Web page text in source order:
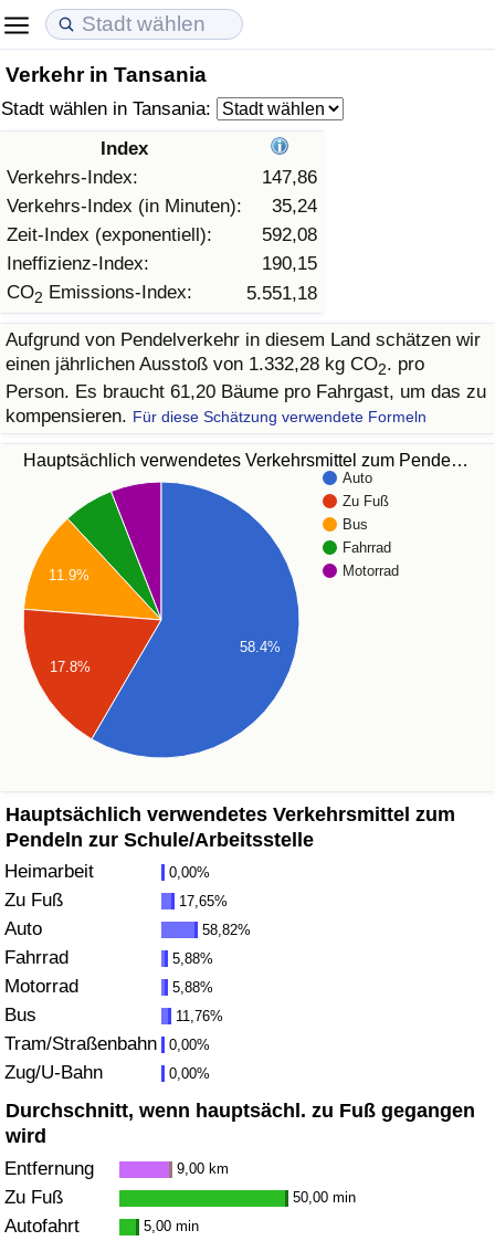
Verkehr in Tansania
Stadt wählen in Tansania:
Index
Verkehrs-Index:
147,86
Verkehrs-Index (in Minuten):
35,24
Zeit-Index (exponentiell):
592,08
Ineffizienz-Index:
190,15
CO2 Emissions-Index: 5.551,18
Aufgrund von Pendelverkehr in diesem Land schätzen wir
einen jährlichen Ausstoß von 1.332,28 kg CO2. pro
Person. Es braucht 61,20 Bäume pro Fahrgast, um das zu
kompensieren. Für diese Schätzung verwendete Formeln
Hauptsächlich verwendetes Verkehrsmittel zum Pende…
Auto
Zu Fuß
Bus
Fahrrad
Motorrad
11.9%
17.8%
58.4%
Hauptsächlich verwendetes Verkehrsmittel zum
Pendeln zur Schule/Arbeitsstelle
Heimarbeit 0,00%
Zu Fuß 17,65%
Auto 58,82%
Fahrrad 5,88%
Motorrad 5,88%
Bus 11,76%
Tram/Straßenbahn 0,00%
Zug/U-Bahn 0,00%
Durchschnitt, wenn hauptsächl. zu Fuß gegangen
wird
Entfernung 9,00 km
Zu Fuß 50,00 min
Autofahrt 5,00 min
Lebenshaltungskosten
Lebenshaltungskosten-Index (aktuell)
Lebenshaltungskosten-Index
Lebenshaltungskosten-Index nach Land
in Akaba
Immobilienpreise
Immobilienpreis-Index (aktuell)
Immobilienpreis-Index
Immobilienpreis-Index nach Land
Lebensqualität
Lebensqualität-Index
Lebensqualität-Index (aktuell)
Lebensqualitätsindex nach Land
Kriminalität
Kriminalitäts-Index (aktuell)
Kriminalitäts-Index
Kriminalitätsindex nach Land
Gesundheitsversorgung
Gesundheitsversorgungs-Index (aktuell)
Gesundheitsversorgungs-Index
Gesundheitsversorgungs-Index nach Land
Umweltverschmutzung
Umweltverschmutzungs-Index (aktuell)
Verschmutzungsindex
Umweltverschmutzungs-Index nach Land
Verkehr
Verkehrs-Index
Verkehrs-Index (aktuell)